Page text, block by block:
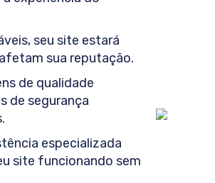
seu site estará
sua reputação.
de qualidade
de segurança
especializada
site funcionando sem